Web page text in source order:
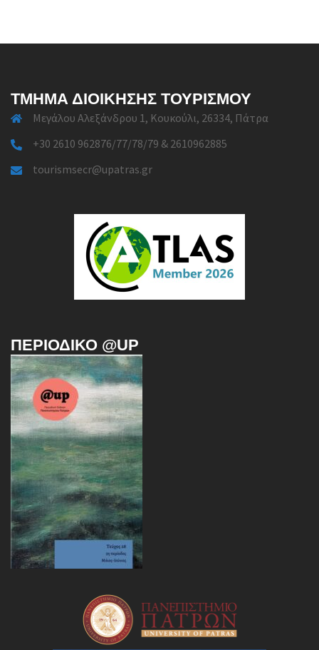
ΤΜΉΜΑ ΔΙΟΊΚΗΣΗΣ ΤΟΥΡΙΣΜΟΎ
Μεγάλου Αλεξάνδρου 1, Κουκούλι, 26334, Πάτρα
+30 2610 962876/77/78/79 & 2610962885
tourismsecr@upatras.gr
ΠΕΡΙΟΔΙΚΌ @UP